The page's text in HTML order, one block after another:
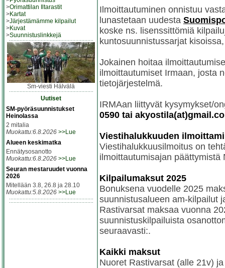
>Orimattilan Iltarastit
>Kartat
>Järjestämämme kilpailut
>Kuvat
>Suunnistuslinkkejä
Sm-viesti Hälvälä
Uutiset
SM-pyöräsuunnistukset
Heinolassa
2 mitalia
Muokattu:6.8.2026 >>Lue
Alueen keskimatka
Ennätysosanotto
Muokattu:6.8.2026 >>Lue
Seuran mestaruudet vuonna
2026
Mitellään 3.8, 26.8 ja 28.10
Muokattu:5.8.2026 >>Lue
Ilmoittautuminen onnistuu
lunastetaan uudesta
koske ns. lisenssittömiä
kuntosuunnistussarjat
Jokainen hoitaa
ilmoittautumiset Irmaan, josta
tietojärjestelmä.
IRMAan liittyvät kysymykset/
0590 tai
Viestihalukkuuden
Viestihalukkuusilmoitus on
ilmoittautumisajan
Kilpailumaksut 2025
Bonuksena vuodelle 2025
suunnistusalueen am-kilpailut
Rastivarsat maksaa vuonna
suunnistuskilpailuista
seuraavasti:.
Kaikki maksut
Nuoret Rastivarsat (alle 21v)